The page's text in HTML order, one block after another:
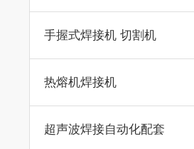
手握式焊接机 切割机
热熔机焊接机
超声波焊接自动化配套